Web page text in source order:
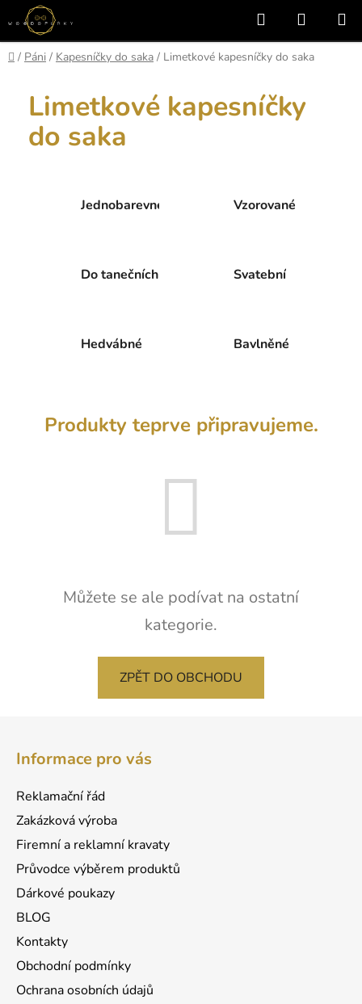
Přejít
na
obsah
Hledat
KOŠÍK
Domů
/ Páni / Kapesníčky do saka / Limetkové kapesníčky do saka
Limetkové kapesníčky
do saka
Jednobarevné Vzorované
Do tanečních Svatební
Hedvábné Bavlněné
Produkty teprve připravujeme.
Můžete se ale podívat na ostatní
kategorie.
ZPĚT DO OBCHODU
Informace pro vás
Reklamační řád
Zakázková výroba
Firemní a reklamní kravaty
Průvodce výběrem produktů
Dárkové poukazy
BLOG
Kontakty
Obchodní podmínky
Ochrana osobních údajů